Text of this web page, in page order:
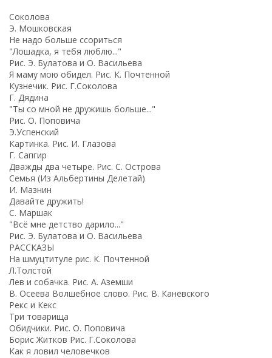
Соколова
Э. Мошковская
Не надо больше ссориться
"Лошадка, я тебя люблю..."
Рис. Э. Булатова и О. Васильева
Я маму мою обидел. Рис. К. Почтенной
Кузнечик. Рис. Г.Соколова
Г. Дядина
"Ты со мной не дружишь больше..."
Рис. О. Поповича
Э.Успенский
Картинка. Рис. И. Глазова
Г. Сапгир
Дважды два четыре. Рис. С. Острова
Семья (Из Альбертины Делетай)
И. Мазнин
Давайте дружить!
С. Маршак
"Всё мне детство дарило..."
Рис. Э. Булатова и О. Васильева
РАССКАЗЫ
На шмуцтитуле рис. К. Почтенной
Л.Толстой
Лев и собачка. Рис. А. Аземши
В. Осеева Волшебное слово. Рис. В. Каневского
Рекс и Кекс
Три товарища
Обидчики. Рис. О. Поповича
Борис Житков Рис. Г.Соколова
Как я ловил человечков